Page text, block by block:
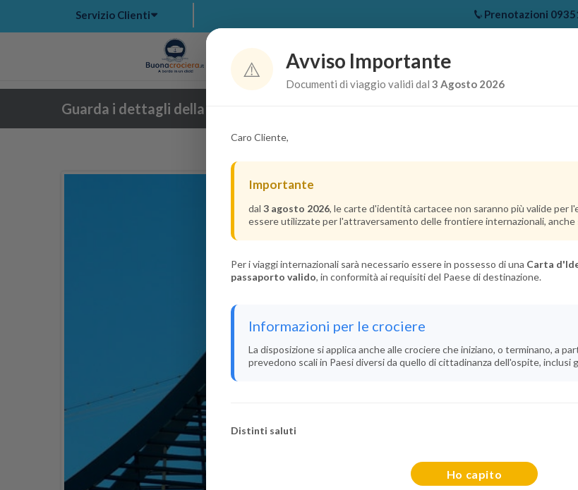
Servizio Clienti Prenotazioni
Home Chi Siamo Offerte Crociere
Guarda i dettagli della crociera
⚠️ Avviso Importante
Documenti di viaggio validi dal 3 Agosto 2026
Caro Cliente,
Importante
dal 3 agosto 2026, le carte d'identità cartacee non saranno più valide per
essere utilizzate per l'attraversamento delle frontiere internazionali, anche
Per i viaggi internazionali sarà necessario essere in possesso di una Carta
passaporto valido, in conformità ai requisiti del Paese di destinazione.
Informazioni per le crociere
La disposizione si applica anche alle crociere che iniziano, o terminano, a
prevedono scali in Paesi diversi da quello di cittadinanza dell'ospite, inclusi
Distinti saluti
Ho capito